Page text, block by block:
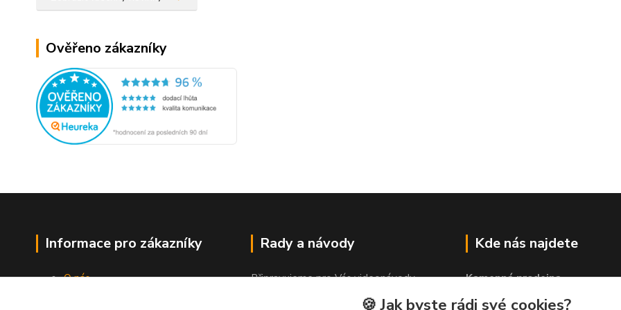
Ověřeno zákazníky
Informace pro zákazníky
O nás
Rady a návody
Připravujeme pro Vás videonávody
Kde nás najdete
Kamenná prodejna
🍪 Jak byste rádi své cookies?